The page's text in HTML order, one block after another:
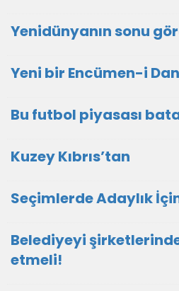
Yenidünyanın sonu
Yeni bir Encümen-i
Bu futbol piyasası
Kuzey Kıbrıs’tan
Seçimlerde Adaylık
Belediyeyi
etmeli!